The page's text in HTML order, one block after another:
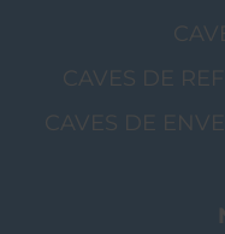
CAVES DE
CAVES DE